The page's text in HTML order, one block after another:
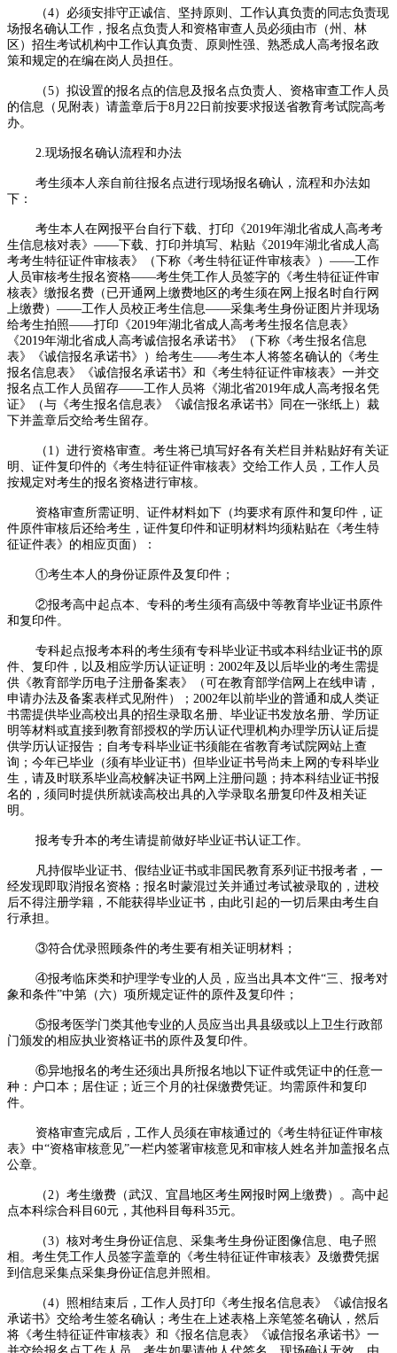
（4）必须安排守正诚信、坚持原则、工作认真负责的同志负责现
场报名确认工作，报名点负责人和资格审查人员必须由市（州、林
区）招生考试机构中工作认真负责、原则性强、熟悉成人高考报名政
策和规定的在编在岗人员担任。
（5）拟设置的报名点的信息及报名点负责人、资格审查工作人员
的信息（见附表）请盖章后于8月22日前按要求报送省教育考试院高考
办。
2.现场报名确认流程和办法
考生须本人亲自前往报名点进行现场报名确认，流程和办法如
下：
考生本人在网报平台自行下载、打印《2019年湖北省成人高考考
生信息核对表》——下载、打印并填写、粘贴《2019年湖北省成人高
考考生特征证件审核表》（下称《考生特征证件审核表》）——工作
人员审核考生报名资格——考生凭工作人员签字的《考生特征证件审
核表》缴报名费（已开通网上缴费地区的考生须在网上报名时自行网
上缴费）——工作人员校正考生信息——采集考生身份证图片并现场
给考生拍照——打印《2019年湖北省成人高考考生报名信息表》
《2019年湖北省成人高考诚信报名承诺书》（下称《考生报名信息
表》《诚信报名承诺书》）给考生——考生本人将签名确认的《考生
报名信息表》《诚信报名承诺书》和《考生特征证件审核表》一并交
报名点工作人员留存——工作人员将《湖北省2019年成人高考报名凭
证》（与《考生报名信息表》《诚信报名承诺书》同在一张纸上）裁
下并盖章后交给考生留存。
（1）进行资格审查。考生将已填写好各有关栏目并粘贴好有关证
明、证件复印件的《考生特征证件审核表》交给工作人员，工作人员
按规定对考生的报名资格进行审核。
资格审查所需证明、证件材料如下（均要求有原件和复印件，证
件原件审核后还给考生，证件复印件和证明材料均须粘贴在《考生特
征证件表》的相应页面）：
①考生本人的身份证原件及复印件；
②报考高中起点本、专科的考生须有高级中等教育毕业证书原件
和复印件。
专科起点报考本科的考生须有专科毕业证书或本科结业证书的原
件、复印件，以及相应学历认证证明：2002年及以后毕业的考生需提
供《教育部学历电子注册备案表》（可在教育部学信网上在线申请，
申请办法及备案表样式见附件）；2002年以前毕业的普通和成人类证
书需提供毕业高校出具的招生录取名册、毕业证书发放名册、学历证
明等材料或直接到教育部授权的学历认证代理机构办理学历认证后提
供学历认证报告；自考专科毕业证书须能在省教育考试院网站上查
询；今年已毕业（须有毕业证书）但毕业证书号尚未上网的专科毕业
生，请及时联系毕业高校解决证书网上注册问题；持本科结业证书报
名的，须同时提供所就读高校出具的入学录取名册复印件及相关证
明。
报考专升本的考生请提前做好毕业证书认证工作。
凡持假毕业证书、假结业证书或非国民教育系列证书报考者，一
经发现即取消报名资格；报名时蒙混过关并通过考试被录取的，进校
后不得注册学籍，不能获得毕业证书，由此引起的一切后果由考生自
行承担。
③符合优录照顾条件的考生要有相关证明材料；
④报考临床类和护理学专业的人员，应当出具本文件“三、报考对
象和条件”中第（六）项所规定证件的原件及复印件；
⑤报考医学门类其他专业的人员应当出具县级或以上卫生行政部
门颁发的相应执业资格证书的原件及复印件。
⑥异地报名的考生还须出具所报名地以下证件或凭证中的任意一
种：户口本；居住证；近三个月的社保缴费凭证。均需原件和复印
件。
资格审查完成后，工作人员须在审核通过的《考生特征证件审核
表》中“资格审核意见”一栏内签署审核意见和审核人姓名并加盖报名点
公章。
（2）考生缴费（武汉、宜昌地区考生网报时网上缴费）。高中起
点本科综合科目60元，其他科目每科35元。
（3）核对考生身份证信息、采集考生身份证图像信息、电子照
相。考生凭工作人员签字盖章的《考生特征证件审核表》及缴费凭据
到信息采集点采集身份证信息并照相。
（4）照相结束后，工作人员打印《考生报名信息表》《诚信报名
承诺书》交给考生签名确认；考生在上述表格上亲笔签名确认，然后
将《考生特征证件审核表》和《报名信息表》《诚信报名承诺书》一